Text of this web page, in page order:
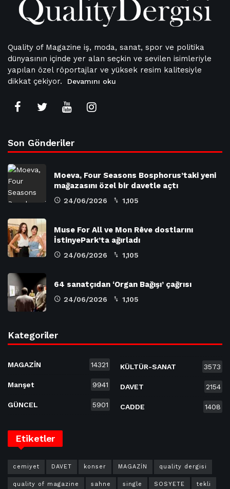
Quality of Magazine iş, moda, sanat, spor ve politika
dünyasının içinde yer alan seçkin ve sevilen isimleriyle
yapılan özel röportajlar ve yüksek resim kalitesiyle
dikkat çekiyor.
Devamını oku
Son Gönderiler
Moeva, Four Seasons Bosphorus’taki yeni
mağazasını özel bir davetle açtı
24/06/2026 1,105
Muse For All ve Mon Rêve dostlarını
İstinyePark’ta ağırladı
24/06/2026 1,105
64 sanatçıdan ‘Organ Bağışı’ çağrısı
24/06/2026 1,105
Kategoriler
MAGAZİN 14321
Manşet 9941
GÜNCEL 5901
KÜLTÜR-SANAT 3573
DAVET 2154
CADDE 1408
Etiketler
cemiyet DAVET konser MAGAZİN quality dergisi
quality of magazine sahne single SOSYETE tekli